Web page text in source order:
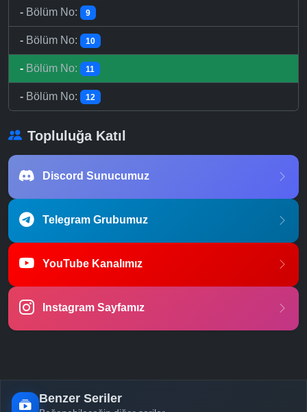
- Bölüm No: 9
- Bölüm No: 10
- Bölüm No: 11
- Bölüm No: 12
Topluluğa Katıl
Discord Sunucumuz
Telegram Grubumuz
YouTube Kanalımız
Instagram Sayfamız
Benzer Seriler